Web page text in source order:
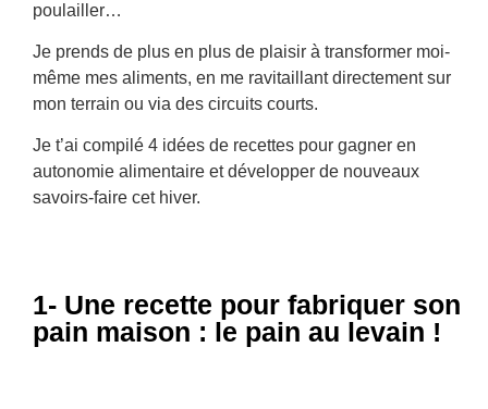
poulailler…
Je prends de plus en plus de plaisir à transformer moi-
même mes aliments, en me ravitaillant directement sur
mon terrain ou via des circuits courts.
Je t’ai compilé 4 idées de recettes pour gagner en
autonomie alimentaire et développer de nouveaux
savoirs-faire cet hiver.
1- Une recette pour fabriquer son
pain maison : le pain au levain !